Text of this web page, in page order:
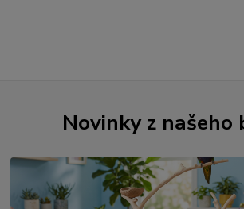
Novinky z našeho